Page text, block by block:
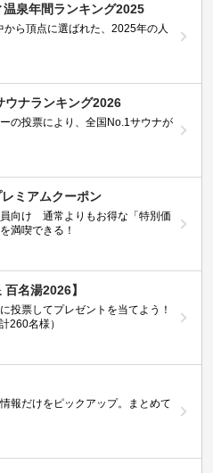
泉年間ランキング2025
ら頂点に選ばれた、2025年の人
ウナランキング2026
の投票により、全国No.1サウナが
ミアムクーポン
員向け 通常よりもお得な「特別価
満喫できる！
百名湯2026】
投票してプレゼントを当てよう！
260名様）
報だけをピックアップ。まとめて